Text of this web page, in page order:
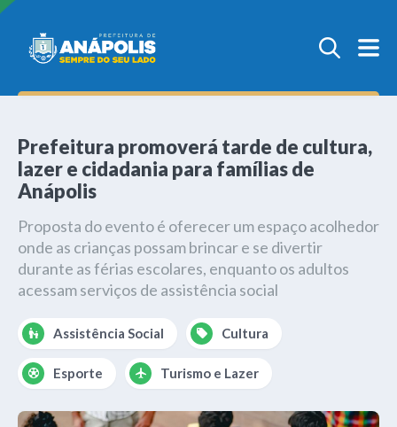
Prefeitura promoverá tarde de cultura,
lazer e cidadania para famílias de
Anápolis
Proposta do evento é oferecer um espaço acolhedor
onde as crianças possam brincar e se divertir
durante as férias escolares, enquanto os adultos
acessam serviços de assistência social
Assistência Social Cultura
Esporte Turismo e Lazer